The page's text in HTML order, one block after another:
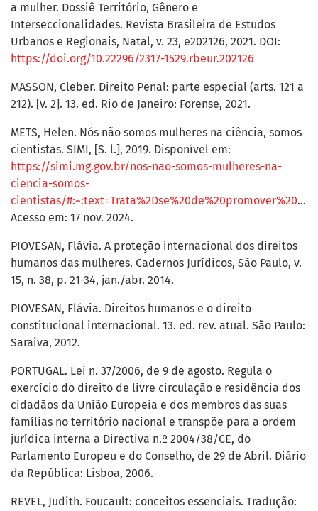
a mulher. Dossiê Território, Gênero e
Interseccionalidades. Revista Brasileira de Estudos
Urbanos e Regionais, Natal, v. 23, e202126, 2021. DOI:
https://doi.org/10.22296/2317-1529.rbeur.202126
MASSON, Cleber. Direito Penal: parte especial (arts. 121 a
212). [v. 2]. 13. ed. Rio de Janeiro: Forense, 2021.
METS, Helen. Nós não somos mulheres na ciência, somos
cientistas. SIMI, [S. l.], 2019. Disponível em:
https://simi.mg.gov.br/nos-nao-somos-mulheres-na-
ciencia-somos-
cientistas/#:~:text=Trata%2Dse%20de%20promover%20uma,da%20ci%C3%AAncia%20e%20da%20tecnologia
Acesso em: 17 nov. 2024.
PIOVESAN, Flávia. A proteção internacional dos direitos
humanos das mulheres. Cadernos Jurídicos, São Paulo, v.
15, n. 38, p. 21-34, jan./abr. 2014.
PIOVESAN, Flávia. Direitos humanos e o direito
constitucional internacional. 13. ed. rev. atual. São Paulo:
Saraiva, 2012.
PORTUGAL. Lei n. 37/2006, de 9 de agosto. Regula o
exercício do direito de livre circulação e residência dos
cidadãos da União Europeia e dos membros das suas
famílias no território nacional e transpõe para a ordem
jurídica interna a Directiva n.º 2004/38/CE, do
Parlamento Europeu e do Conselho, de 29 de Abril. Diário
da República: Lisboa, 2006.
REVEL, Judith. Foucault: conceitos essenciais. Tradução: